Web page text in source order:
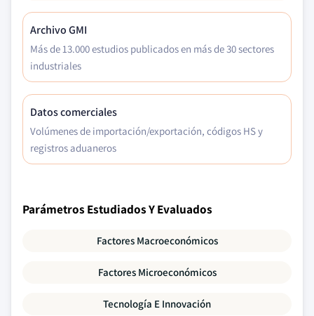
Archivo GMI
Más de 13.000 estudios publicados en más de 30 sectores
industriales
Datos comerciales
Volúmenes de importación/exportación, códigos HS y
registros aduaneros
Parámetros Estudiados Y Evaluados
Factores Macroeconómicos
Factores Microeconómicos
Tecnología E Innovación